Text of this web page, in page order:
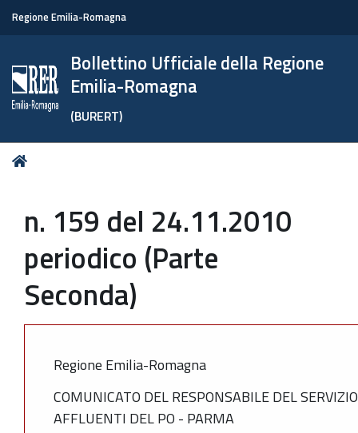
Regione Emilia-Romagna
Bollettino Ufficiale della Regione
Emilia-Romagna
(BURERT)
Tu
n. 159 del 24.11.2010
periodico (Parte
Seconda)
Regione Emilia-Romagna
COMUNICATO DEL RESPONSABILE DEL
AFFLUENTI DEL PO - PARMA